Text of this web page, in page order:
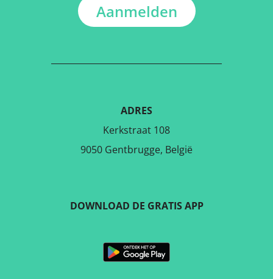
Aanmelden
ADRES
Kerkstraat 108
9050 Gentbrugge, België
DOWNLOAD DE GRATIS APP